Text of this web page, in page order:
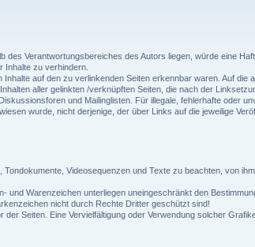
Verantwortungsbereiches des Autors liegen, würde eine
Inhalte zu verhindern.
auf den zu verlinkenden Seiten erkennbar waren. Auf
aller gelinkten /verknüpften Seiten, die nach der
und Mailinglisten. Für illegale, fehlerhafte oder
wurde, nicht derjenige, der über Links auf die jeweilige
Videosequenzen und Texte zu beachten, von
Warenzeichen unterliegen uneingeschränkt den
nicht durch Rechte Dritter geschützt sind!
Seiten. Eine Vervielfältigung oder Verwendung solcher